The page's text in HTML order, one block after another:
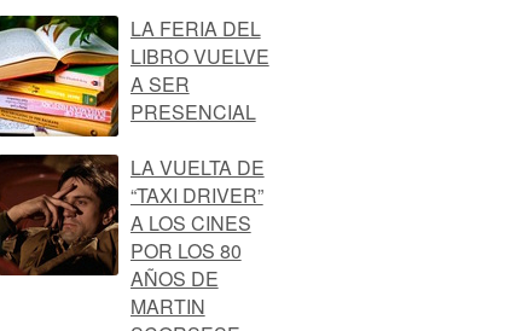
LA FERIA DEL
LIBRO VUELVE
A SER
PRESENCIAL
LA VUELTA DE
“TAXI DRIVER”
A LOS CINES
POR LOS 80
AÑOS DE
MARTIN